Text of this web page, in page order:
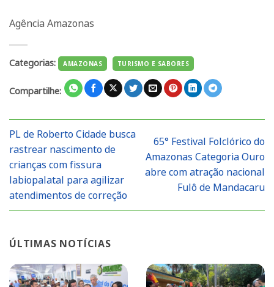
Agência Amazonas
Categorias: AMAZONAS TURISMO E SABORES
Compartilhe:
PL de Roberto Cidade busca
rastrear nascimento de
crianças com fissura
labiopalatal para agilizar
atendimentos de correção
65° Festival Folclórico do
Amazonas Categoria Ouro
abre com atração nacional
Fulô de Mandacaru
ÚLTIMAS NOTÍCIAS